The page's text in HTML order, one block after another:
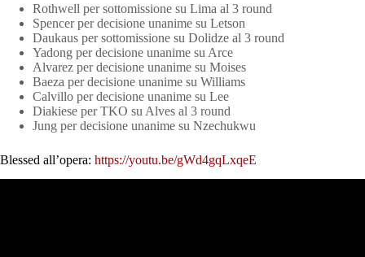
Rothwell per sottomissione su Lima al 3 round
Spencer per decisione unanime su Letson
Daukaus per sottomissione su Dolidze al 3 round
Yadong per decisione unanime su Arce
Alvarez per decisione unanime su Moises
Baeza per decisione unanime su Williams
Calvillo per decisione unanime su Lee
Diakiese per TKO su Alves al 3 round
Jung per decisione unanime su Nzechukwu
Blessed all’opera: https://youtu.be/gWd4gqLxqeE